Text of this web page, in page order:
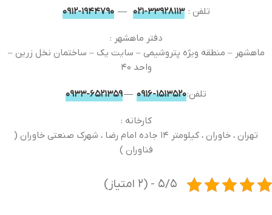
تلفن :۳۳۹۲۸۱۱۳-۰۲۱ —۱۹۴۴۷۹۰-۰۹۱۲
دفتر ماهشهر :
ماهشهر – منطقه ویژه پتروشیمی – سایت یک – ساختمان نخل زرین –
واحد ۴۰
تلفن:۱۵۱۳۵۲۰-۰۹۱۶ —۶۵۲۱۳۵۹-۰۹۳۳
کارخانه :
تهران ، خاوران ، کیلومتر ۱۴ جاده امام رضا ، شهرک صنعتی خاوران (
فناوران )
۵/۵ - (۲ امتیاز)